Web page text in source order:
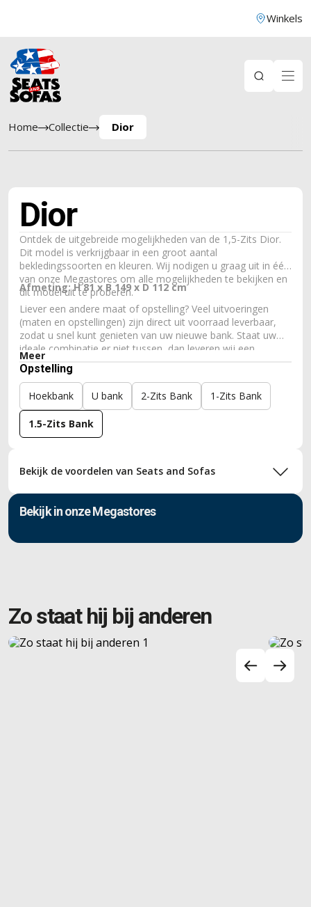
Winkels
Home Collectie Dior
Dior
Ontdek de uitgebreide mogelijkheden van de 1,5-Zits Dior.
Dit model is verkrijgbaar in een groot aantal
bekledingssoorten en kleuren. Wij nodigen u graag uit in één
van onze Megastores om alle mogelijkheden te bekijken en
dit model uit te proberen.
Afmeting: H 81 x B 149 x D 112 cm
Liever een andere maat of opstelling? Veel uitvoeringen
(maten en opstellingen) zijn direct uit voorraad leverbaar,
zodat u snel kunt genieten van uw nieuwe bank. Staat uw
ideale combinatie er niet tussen, dan leveren wij een
bankstel ook volledig op maat. Zo krijgt u bij ons eenvoudig
een bank die perfect past bij uw woonkamer, wensen en
zitcomfort.
Meer
Opstelling
Hoekbank U bank 2-Zits Bank 1-Zits Bank
1.5-Zits Bank
Bekijk de voordelen van Seats and Sofas
Bekijk in onze Megastores
Zo staat hij bij anderen